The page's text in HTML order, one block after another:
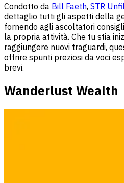
Condotto da Bill Faeth, STR
dettaglio tutti gli aspetti della
fornendo agli ascoltatori
la propria attività. Che tu stia
raggiungere nuovi traguardi,
offrire spunti preziosi da voci
brevi.
Wanderlust Wealth